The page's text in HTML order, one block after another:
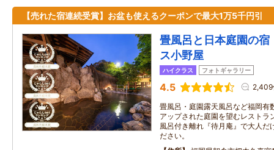
【売れた宿連続受賞】お盆も使えるクーポンで最大1万5千円引
畳風呂と日本庭園の
ス小野屋
ハイクラス フォトギャラリー
4.5 2,409
畳風呂・庭園露天風呂など福岡有
アップされた庭園を望むレストラ
風呂付き離れ『待月庵』で大人だ
ださい。